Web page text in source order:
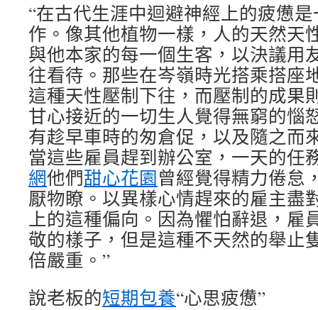
“在古代生涯中迴避神經上的疲憊
作。像其他植物一樣，人的天然天
與他本家的每一個生客，以決議用
往看待。那些在岑嶺時光搭乘搭座
這種天性壓制下往，而壓制的成果
甘心接近的一切生人覺得無窮的惱
有趁早車時的匆倉促，以及隨之而
當這些雇員趕到辦公室，一天的任
網他們甜心花園曾經覺得精力倦怠
厭物瞭。以異樣心情趕來的雇主盡
上的這種偏向。因為懼怕辭退，雇
敬的樣子，但是這種不天然的舉止
倍嚴重。”
說老板的短期包養“心思疲憊”